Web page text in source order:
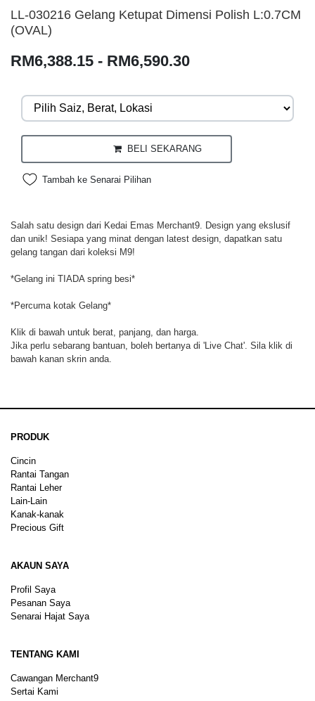
LL-030216 Gelang Ketupat Dimensi Polish L:0.7CM
(OVAL)
RM6,388.15 - RM6,590.30
BELI SEKARANG
Tambah ke Senarai Pilihan
Salah satu design dari Kedai Emas Merchant9. Design yang ekslusif
dan unik! Sesiapa yang minat dengan latest design, dapatkan satu
gelang tangan dari koleksi M9!
*Gelang ini TIADA spring besi*
*Percuma kotak Gelang*
Klik di bawah untuk berat, panjang, dan harga.
Jika perlu sebarang bantuan, boleh bertanya di 'Live Chat'. Sila klik di
bawah kanan skrin anda.
PRODUK
Cincin
Rantai Tangan
Rantai Leher
Lain-Lain
Kanak-kanak
Precious Gift
AKAUN SAYA
Profil Saya
Pesanan Saya
Senarai Hajat Saya
TENTANG KAMI
Cawangan Merchant9
Sertai Kami